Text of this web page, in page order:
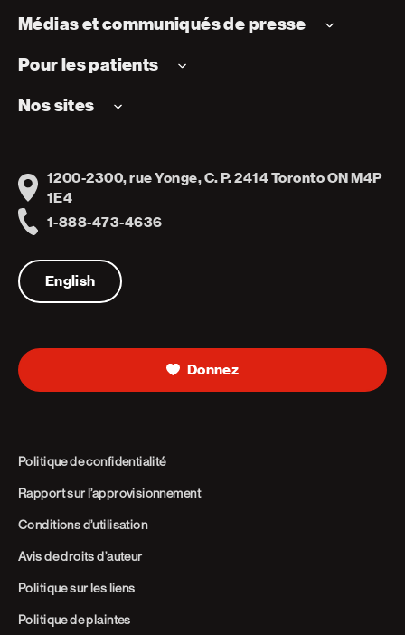
Médias et communiqués de presse
Pour les patients
Nos sites
Address
1200-2300, rue Yonge, C. P. 2414 Toronto ON M4P
1E4
1-888-473-4636
English
Donnez
Politique de confidentialité
Rapport sur l’approvisionnement
Conditions d’utilisation
Avis de droits d’auteur
Politique sur les liens
Politique de plaintes